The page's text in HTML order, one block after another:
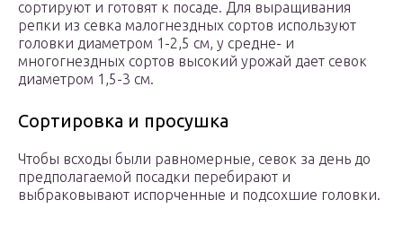
сортируют и готовят к посаде. Для выращивания
репки из севка малогнездных сортов используют
головки диаметром 1-2,5 см, у средне- и
многогнездных сортов высокий урожай дает севок
диаметром 1,5-3 см.
Сортировка и просушка
Чтобы всходы были равномерные, севок за день до
предполагаемой посадки перебирают и
выбраковывают испорченные и подсохшие головки.